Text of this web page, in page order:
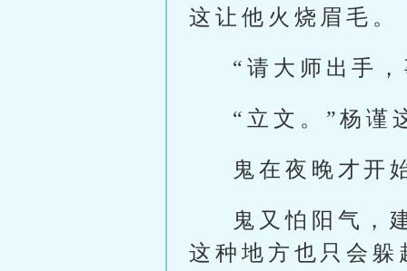
这让他火烧眉毛。
“请大师出手
“立文。”杨谨
鬼在夜晚才开
鬼又怕阳气，
这种地方也只会躲